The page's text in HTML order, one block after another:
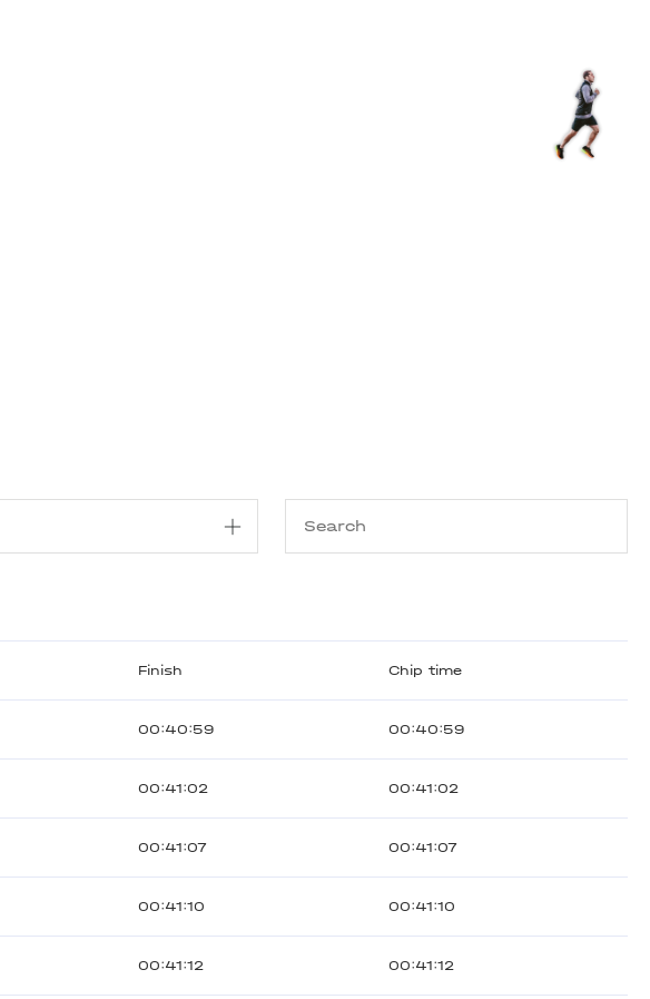
Finish Chip time
00:40:59 00:40:59
00:41:02 00:41:02
00:41:07 00:41:07
00:41:10 00:41:10
00:41:12 00:41:12